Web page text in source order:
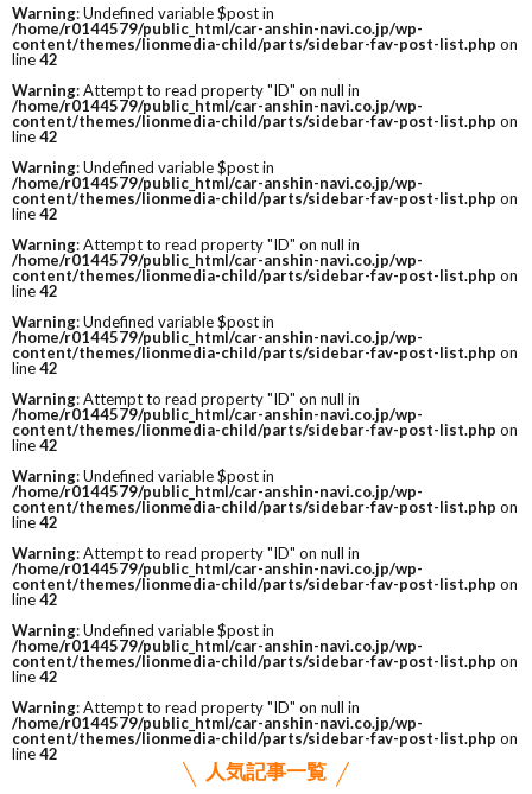
Warning: Undefined variable $post in
/home/r0144579/public_html/car-anshin-navi.co.jp/wp-
content/themes/lionmedia-child/parts/sidebar-fav-post-list.php on
line42
Warning: Attempt to read property "ID" on null in
/home/r0144579/public_html/car-anshin-navi.co.jp/wp-
content/themes/lionmedia-child/parts/sidebar-fav-post-list.php on
line42
Warning: Undefined variable $post in
/home/r0144579/public_html/car-anshin-navi.co.jp/wp-
content/themes/lionmedia-child/parts/sidebar-fav-post-list.php on
line42
Warning: Attempt to read property "ID" on null in
/home/r0144579/public_html/car-anshin-navi.co.jp/wp-
content/themes/lionmedia-child/parts/sidebar-fav-post-list.php on
line42
Warning: Undefined variable $post in
/home/r0144579/public_html/car-anshin-navi.co.jp/wp-
content/themes/lionmedia-child/parts/sidebar-fav-post-list.php on
line42
Warning: Attempt to read property "ID" on null in
/home/r0144579/public_html/car-anshin-navi.co.jp/wp-
content/themes/lionmedia-child/parts/sidebar-fav-post-list.php on
line42
Warning: Undefined variable $post in
/home/r0144579/public_html/car-anshin-navi.co.jp/wp-
content/themes/lionmedia-child/parts/sidebar-fav-post-list.php on
line42
Warning: Attempt to read property "ID" on null in
/home/r0144579/public_html/car-anshin-navi.co.jp/wp-
content/themes/lionmedia-child/parts/sidebar-fav-post-list.php on
line42
Warning: Undefined variable $post in
/home/r0144579/public_html/car-anshin-navi.co.jp/wp-
content/themes/lionmedia-child/parts/sidebar-fav-post-list.php on
line42
Warning: Attempt to read property "ID" on null in
/home/r0144579/public_html/car-anshin-navi.co.jp/wp-
content/themes/lionmedia-child/parts/sidebar-fav-post-list.php on
line42
人気記事一覧